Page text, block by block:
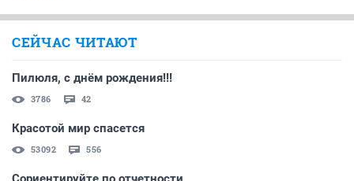
СЕЙЧАС ЧИТАЮТ
Пилюля, с днём рождения!!!
3786 42
Красотой мир спасется
53092 556